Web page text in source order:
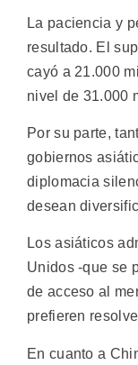
La paciencia y
resultado. El
cayó a 21.000
nivel de 31.000
Por su parte,
gobiernos
diplomacia
desean
Los asiáticos
Unidos -que se
de acceso al
prefieren
En cuanto a